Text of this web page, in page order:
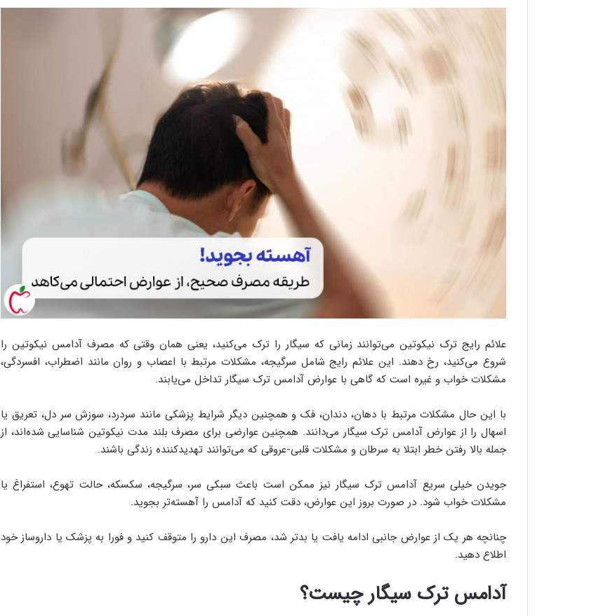
علائم رایج ترک نیکوتین می‌توانند زمانی که سیگار را ترک می‌کنید، یعنی همان وقتی که مصرف آدامس نیکوتین را
شروع می‌کنید، رخ دهند. این علائم رایج شامل سرگیجه، مشکلات مرتبط با اعصاب و روان مانند اضطراب، افسردگی،
مشکلات خواب و غیره است که گاهی با عوارض آدامس ترک سیگار تداخل می‌یابند.
با این حال مشکلات مرتبط با دهان، دندان، فک و همچنین دیگر شرایط پزشکی مانند سردرد، سوزش سر دل، تعریق یا
اسهال را از عوارض آدامس ترک سیگار می‌دانند. همچنین عوارضی برای مصرف بلند مدت نیکوتین شناسایی شده‌اند، از
جمله بالا رفتن خطر ابتلا به سرطان و مشکلات قلبی-عروقی که می‌توانند تهدیدکننده زندگی باشند.
جویدن خیلی سریع آدامس ترک سیگار نیز ممکن است باعث سبکی سر، سرگیجه، سکسکه، حالت تهوع، استفراغ یا
مشکلات خواب شود. در صورت بروز این عوارض، دقت کنید که آدامس را آهسته‌تر بجوید.
چنانچه هر یک از عوارض جانبی ادامه یافت یا بدتر شد، مصرف این دارو را متوقف کنید و فورا به پزشک یا داروساز خود
اطلاع دهید.
آدامس ترک سیگار چیست؟